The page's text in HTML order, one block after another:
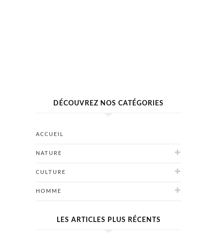
DÉCOUVREZ NOS CATÉGORIES
ACCUEIL
NATURE
CULTURE
HOMME
LES ARTICLES PLUS RÉCENTS